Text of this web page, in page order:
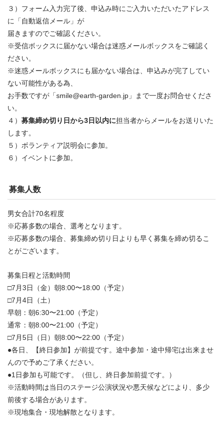
３）フォーム入力完了後、申込み時にご入力いただいたアドレス
に「自動返信メール」が
届きますのでご確認ください。
※受信ボックスに届かない場合は迷惑メールボックスをご確認く
ださい。
※迷惑メールボックスにも届かない場合は、申込みが完了してい
ない可能性がある為、
お手数ですが「smile@earth-garden.jp」まで一度お問合せくださ
い。
４） 募集締め切り日から3日以内に担当者からメールをお送りいた
します。
５）ボランティア説明会に参加。
６）イベントに参加。
募集人数
男女合計70名程度
※応募多数の場合、選考となります。
※応募多数の場合、募集締め切り日よりも早く募集を締め切るこ
とがございます。
募集日程と活動時間
□7月3日（金）朝8:00〜18:00（予定）
□7月4日（土）
早朝：朝6:30〜21:00（予定）
通常：朝8:00〜21:00（予定）
□7月5日（日）朝8:00〜22:00（予定）
●各日、【終日参加】が前提です。途中参加・途中帰宅は出来ませ
んので予めご了承ください。
●1日参加も可能です。（但し、終日参加前提です。）
※活動時間は当日のステージ公演状況や悪天候などにより、多少
前後する場合があります。
※現地集合・現地解散となります。